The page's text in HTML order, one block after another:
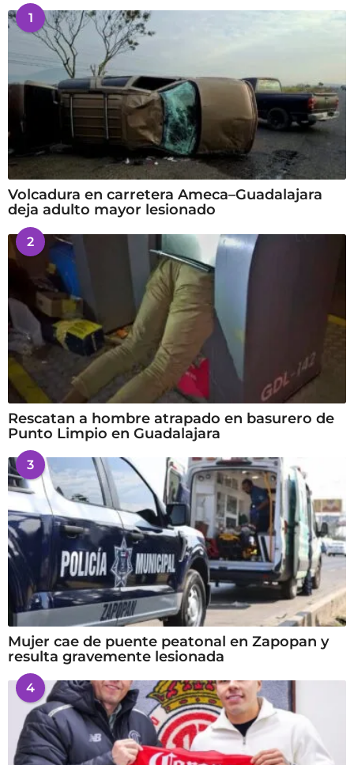
1
Volcadura en carretera Ameca–Guadalajara
deja adulto mayor lesionado
2
Rescatan a hombre atrapado en basurero de
Punto Limpio en Guadalajara
3
Mujer cae de puente peatonal en Zapopan y
resulta gravemente lesionada
4